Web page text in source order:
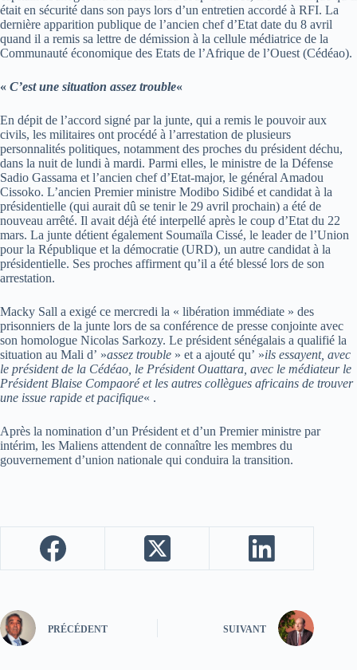
était en sécurité dans son pays lors d’un entretien accordé à RFI. La
dernière apparition publique de l’ancien chef d’Etat date du 8 avril
quand il a remis sa lettre de démission à la cellule médiatrice de la
Communauté économique des Etats de l’Afrique de l’Ouest (Cédéao).
« C’est une situation assez trouble«
En dépit de l’accord signé par la junte, qui a remis le pouvoir aux
civils, les militaires ont procédé à l’arrestation de plusieurs
personnalités politiques, notamment des proches du président déchu,
dans la nuit de lundi à mardi. Parmi elles, le ministre de la Défense
Sadio Gassama et l’ancien chef d’Etat-major, le général Amadou
Cissoko. L’ancien Premier ministre Modibo Sidibé et candidat à la
présidentielle (qui aurait dû se tenir le 29 avril prochain) a été de
nouveau arrêté. Il avait déjà été interpellé après le coup d’Etat du 22
mars. La junte détient également Soumaïla Cissé, le leader de l’Union
pour la République et la démocratie (URD), un autre candidat à la
présidentielle. Ses proches affirment qu’il a été blessé lors de son
arrestation.
Macky Sall a exigé ce mercredi la « libération immédiate » des
prisonniers de la junte lors de sa conférence de presse conjointe avec
son homologue Nicolas Sarkozy. Le président sénégalais a qualifié la
situation au Mali d’ »assez trouble » et a ajouté qu’ »ils essayent, avec
le président de la Cédéao, le Président Ouattara, avec le médiateur le
Président Blaise Compaoré et les autres collègues africains de trouver
une issue rapide et pacifique« .
Après la nomination d’un Président et d’un Premier ministre par
intérim, les Maliens attendent de connaître les membres du
gouvernement d’union nationale qui conduira la transition.
PRÉCÉDENT SUIVANT